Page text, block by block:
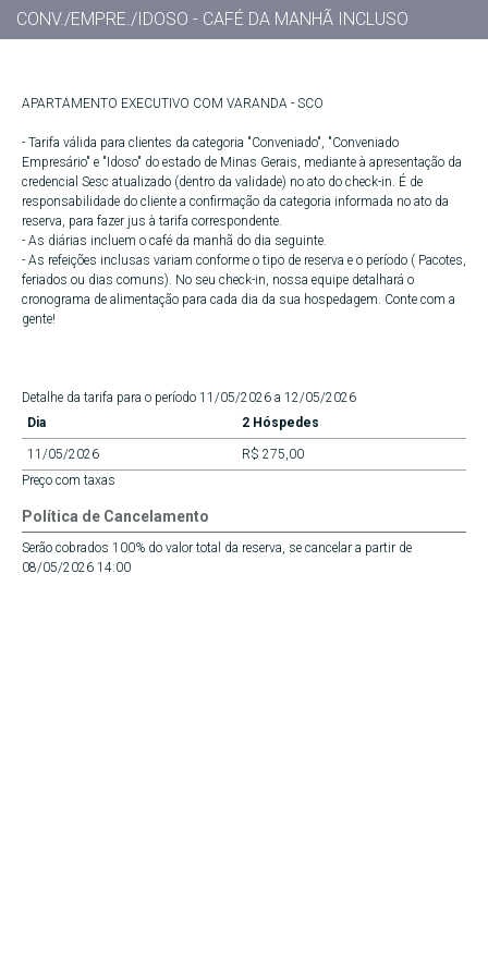
CONV./EMPRE./IDOSO - CAFÉ DA MANHÃ INCLUSO
APARTAMENTO EXECUTIVO COM VARANDA - SCO
- Tarifa válida para clientes da categoria "Conveniado", "Conveniado
Empresário" e "Idoso" do estado de Minas Gerais, mediante à apresentação da
credencial Sesc atualizado (dentro da validade) no ato do check-in. É de
responsabilidade do cliente a confirmação da categoria informada no ato da
reserva, para fazer jus à tarifa correspondente.
- As diárias incluem o café da manhã do dia seguinte.
- As refeições inclusas variam conforme o tipo de reserva e o período ( Pacotes,
feriados ou dias comuns). No seu check-in, nossa equipe detalhará o
cronograma de alimentação para cada dia da sua hospedagem. Conte com a
gente!
Detalhe da tarifa para o período 11/05/2026 a 12/05/2026
Dia
2 Hóspedes
11/05/2026
R$ 275,00
Preço com taxas
Política de Cancelamento
Serão cobrados 100% do valor total da reserva, se cancelar a partir de
08/05/2026 14:00